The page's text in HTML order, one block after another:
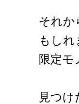
それか
もしれ
限定
見つ